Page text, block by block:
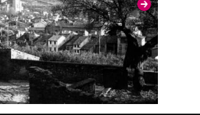
las imágenes
4.0